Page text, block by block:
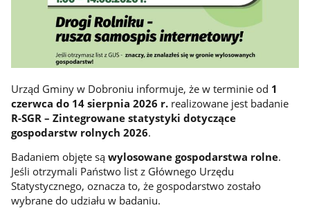
Urząd Gminy w Dobroniu informuje, że w terminie od 1
czerwca do 14 sierpnia 2026 r.realizowane jest badanie
R-SGR – Zintegrowane statystyki dotyczące
gospodarstw rolnych 2026.
Badaniem objęte są wylosowane gospodarstwa rolne.
Jeśli otrzymali Państwo list z Głównego Urzędu
Statystycznego, oznacza to, że gospodarstwo zostało
wybrane do udziału w badaniu.